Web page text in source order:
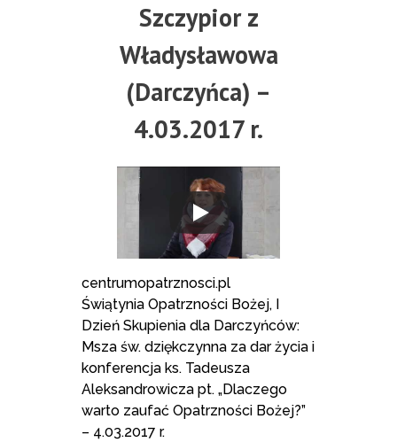
Szczypior z
Władysławowa
(Darczyńca) –
4.03.2017 r.
centrumopatrznosci.pl
Świątynia Opatrzności Bożej, I
Dzień Skupienia dla Darczyńców:
Msza św. dziękczynna za dar życia i
konferencja ks. Tadeusza
Aleksandrowicza pt. „Dlaczego
warto zaufać Opatrzności Bożej?”
– 4.03.2017 r.